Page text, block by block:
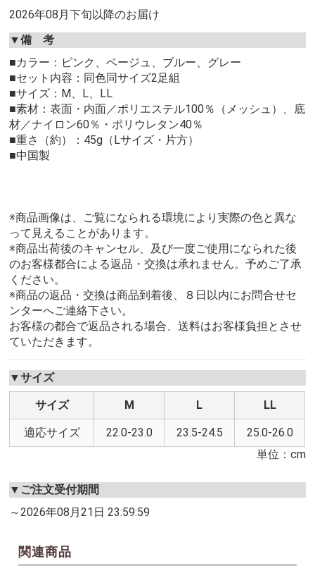
2026年08月下旬以降のお届け
▼備 考
■カラー：ピンク、ベージュ、ブルー、グレー
■セット内容：同色同サイズ2足組
■サイズ：M、L、LL
■素材：表面・内面／ポリエステル100％（メッシュ）、底
材／ナイロン60％・ポリウレタン40％
■重さ（約）：45g（Lサイズ・片方）
■中国製
※商品画像は、ご覧になられる環境により実際の色と異な
って見えることがあります。
※商品出荷後のキャンセル、及び一度ご使用になられた後
のお客様都合による返品・交換は承れません。予めご了承
ください。
※商品の返品・交換は商品到着後、８日以内にお問合せセ
ンターへご連絡下さい。
お客様の都合で返品される場合、送料はお客様負担とさせ
ていただきます。
▼サイズ
サイズ M L LL
適応サイズ 22.0-23.0 23.5-24.5
25.0-26.0
単位：cm
▼ご注文受付期間
～2026年08月21日 23:59:59
関連商品